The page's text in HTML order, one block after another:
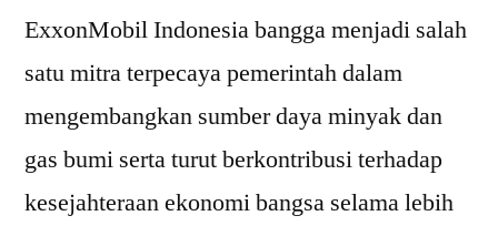
ExxonMobil Indonesia bangga menjadi salah
satu mitra terpecaya pemerintah dalam
mengembangkan sumber daya minyak dan
gas bumi serta turut berkontribusi terhadap
kesejahteraan ekonomi bangsa selama lebih